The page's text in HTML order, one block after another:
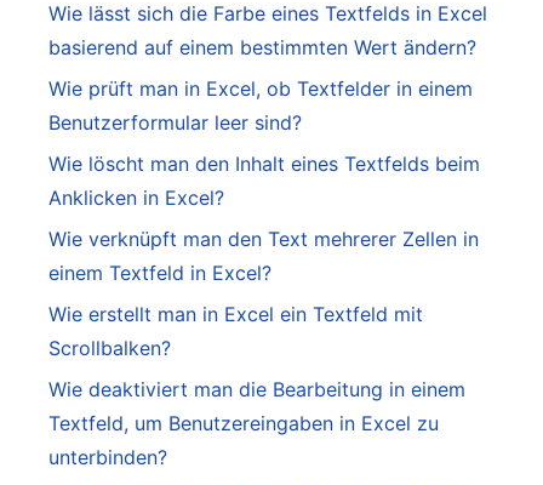
Wie lässt sich die Farbe eines Textfelds in Excel
basierend auf einem bestimmten Wert ändern?
Wie prüft man in Excel, ob Textfelder in einem
Benutzerformular leer sind?
Wie löscht man den Inhalt eines Textfelds beim
Anklicken in Excel?
Wie verknüpft man den Text mehrerer Zellen in
einem Textfeld in Excel?
Wie erstellt man in Excel ein Textfeld mit
Scrollbalken?
Wie deaktiviert man die Bearbeitung in einem
Textfeld, um Benutzereingaben in Excel zu
unterbinden?